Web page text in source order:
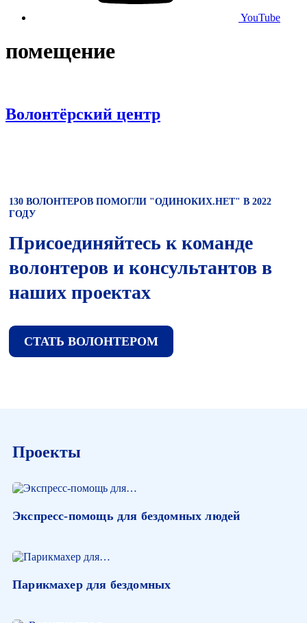
YouTube
помещение
Волонтёрский центр
130 ВОЛОНТЕРОВ ПОМОГЛИ "ОДИНОКИХ.НЕТ" В 2022
ГОДУ
Присоединяйтесь к команде
волонтеров и консультантов в
наших проектах
СТАТЬ ВОЛОНТЕРОМ
Проекты
Экспресс-помощь для бездомных людей
Парикмахер для бездомных